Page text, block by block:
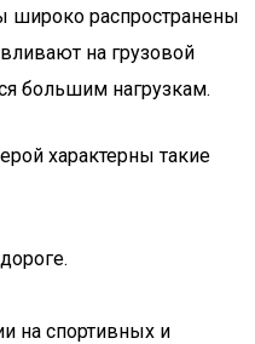
широко распространены
на грузовой
большим нагрузкам.
характерны такие
на спортивных и